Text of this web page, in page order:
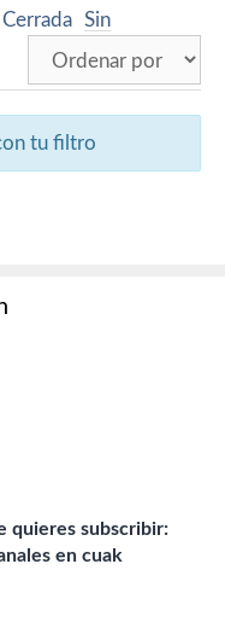
Cerrada Sin
tu filtro
quieres subscribir:
en cuak